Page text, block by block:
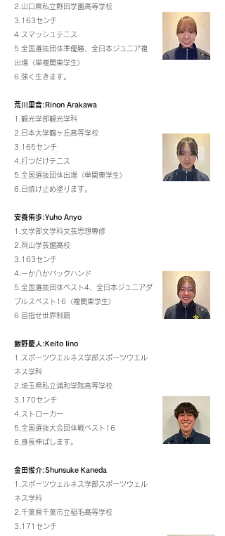
2.山口県私立野田学園高等学校
3.163センチ
4.スマッシュテニス
5.全国選抜団体準優勝、全日本ジュニア複
出場〈単複関東学生〉
6.強く生きます。
荒川里音:Rinon Arakawa
1.観光学部観光学科
2.日本大学鶴ヶ丘高等学校
3.165センチ
4.打つだけテニス
5.全国選抜団体出場〈単関東学生〉
6.日焼け止め塗ります。
安養侑歩:Yuho Anyo
1.文学部文学科文芸思想専修
2.岡山学芸館高校
3.163センチ
4.一か八かバックハンド
5.全国選抜団体ベスト4、全日本ジュニアダ
ブルスベスト16〈複関東学生〉
6.目指せ世界制覇
飯野慶人:Keito Iino
1.スポーツウエルネス学部スポーツウエル
ネス学科
2.埼玉県私立浦和学院高等学校
3.170センチ
4.ストローカー
5.全国選抜大会団体戦ベスト16
6.身長伸ばします。
金田俊介:Shunsuke Kaneda
1.スポーツウェルネス学部スポーツウェル
ネス学科
2.千葉県千葉市立稲毛高等学校
3.171センチ